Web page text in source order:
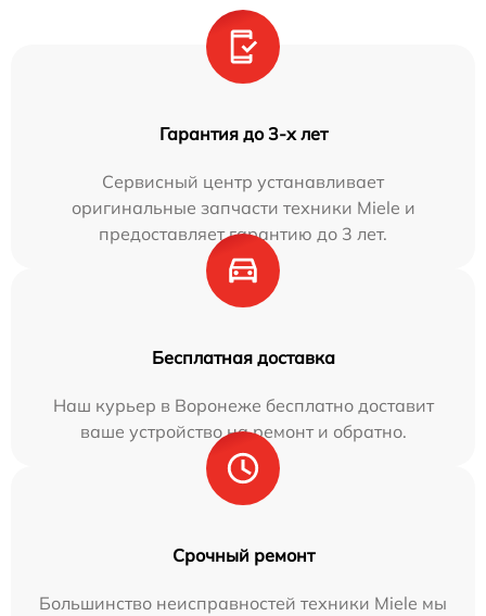
Гарантия до 3-х лет
Сервисный центр устанавливает
оригинальные запчасти техники Miele и
предоставляет гарантию до 3 лет.
Бесплатная доставка
Наш курьер в Воронеже бесплатно доставит
ваше устройство на ремонт и обратно.
Срочный ремонт
Большинство неисправностей техники Miele мы